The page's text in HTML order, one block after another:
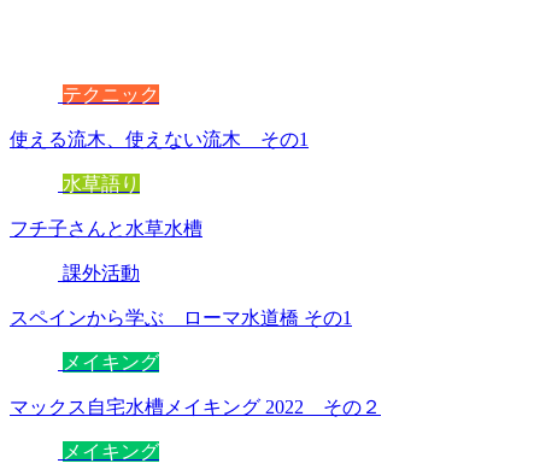
テクニック
使える流木、使えない流木 その1
水草語り
フチ子さんと水草水槽
課外活動
スペインから学ぶ ローマ水道橋 その1
メイキング
マックス自宅水槽メイキング 2022 その２
メイキング